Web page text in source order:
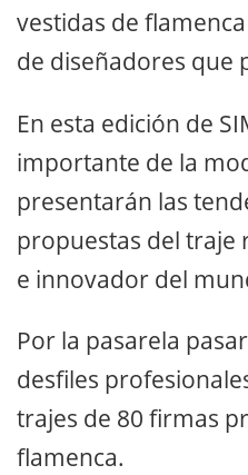
vestidas de
de diseñadores que
En esta edición de
importante de la
presentarán las
propuestas del traje
e innovador del
Por la pasarela
desfiles
trajes de 80 firmas
flamenca.